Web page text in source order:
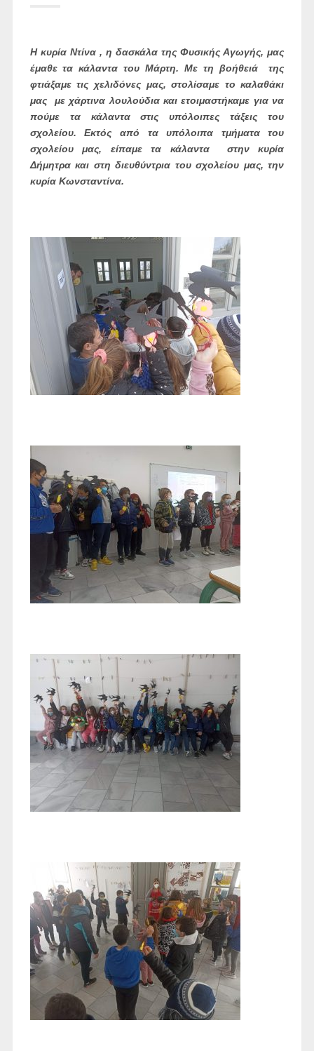
Η κυρία Ντίνα , η δασκάλα της Φυσικής Αγωγής, μας
έμαθε τα κάλαντα του Μάρτη. Με τη βοήθειά της
φτιάξαμε τις χελιδόνες μας, στολίσαμε το καλαθάκι
μας με χάρτινα λουλούδια και ετοιμαστήκαμε για να
πούμε τα κάλαντα στις υπόλοιπες τάξεις του
σχολείου. Εκτός από τα υπόλοιπα τμήματα του
σχολείου μας, είπαμε τα κάλαντα στην κυρία
Δήμητρα και στη διευθύντρια του σχολείου μας, την
κυρία Κωνσταντίνα.